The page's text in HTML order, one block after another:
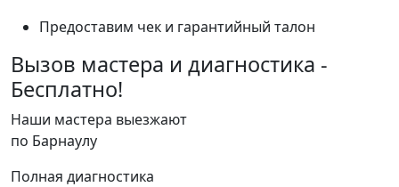
Предоставим чек и гарантийный талон
Вызов мастера и диагностика -
Бесплатно!
Наши мастера выезжают
по Барнаулу
Полная диагностика